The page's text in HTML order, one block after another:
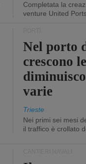
Completata la
venture United
Nel porto
crescono
varie
Trieste
Nei primi sei mesi
il traffico è crollato